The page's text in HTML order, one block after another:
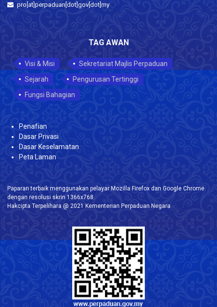
pro[at]perpaduan[dot]gov[dot]my
TAG AWAN
Visi & Misi
Sekretariat Majlis Perpaduan
Sejarah
Pengurusan Tertinggi
Fungsi Bahagian
Penafian
Dasar Privasi
Dasar Keselamatan
Peta Laman
Paparan terbaik menggunakan pelayar Mozilla Firefox dan Google Chrome
dengan resolusi skrin 1366x768.
Hakcipta Terpelihara @ 2021 Kementerian Perpaduan Negara